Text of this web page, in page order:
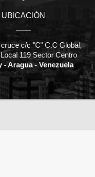
UBICACIÓN
c/c "C" C.C Global,
119 Sector Centro
- Aragua - Venezuela